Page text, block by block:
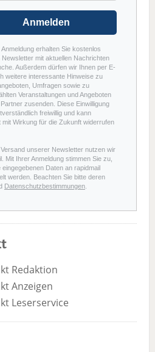
Anmelden
Anmeldung erhalten Sie kostenlos
Newsletter mit aktuellen Nachrichten
Außerdem dürfen wir Ihnen per E-
weitere interessante Hinweise zu
Umfragen sowie zu
Veranstaltungen und Angeboten
zusenden. Diese Einwilligung
freiwillig und kann
mit Wirkung für die Zukunft widerrufen
Versand unserer Newsletter nutzen wir
Mit Ihrer Anmeldung stimmen Sie zu,
eingegebenen Daten an rapidmail
werden. Beachten Sie bitte deren
Datenschutzbestimmungen
Redaktion
Anzeigen
Leserservice